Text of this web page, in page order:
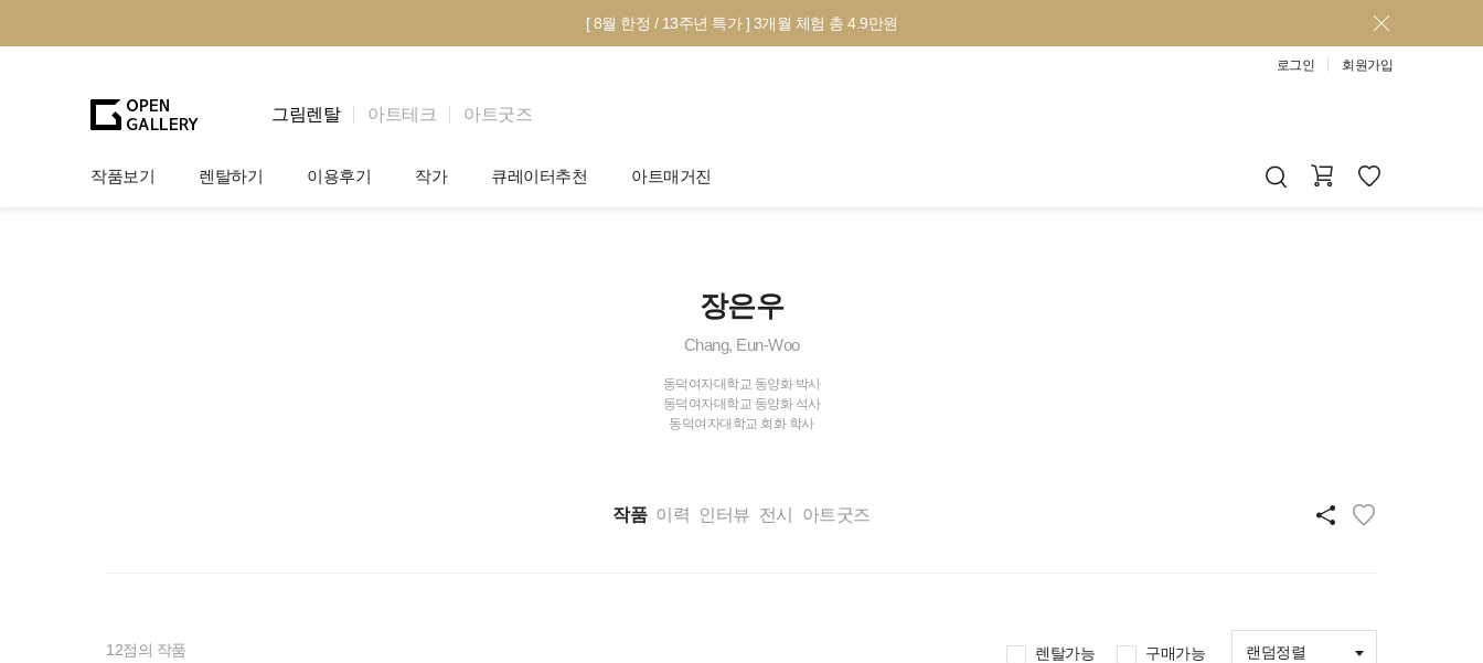
[ 8월 한정 / 13주년 특가 ] 3개월 체험 총 4.9만원
로그인 회원가입
그림렌탈 아트테크 아트굿즈
작품보기 렌탈하기 이용후기 작가 큐레이터추천 아트매거진
아트 딕셔너리장은우
Chang, Eun-Woo
동덕여자대학교 동양화 박사
동덕여자대학교 동양화 석사
동덕여자대학교 회화 학사
작품 이력 인터뷰 전시 아트굿즈
12점의 작품 렌탈가능 구매가능 랜덤정렬